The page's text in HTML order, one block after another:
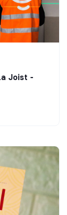
Joist -